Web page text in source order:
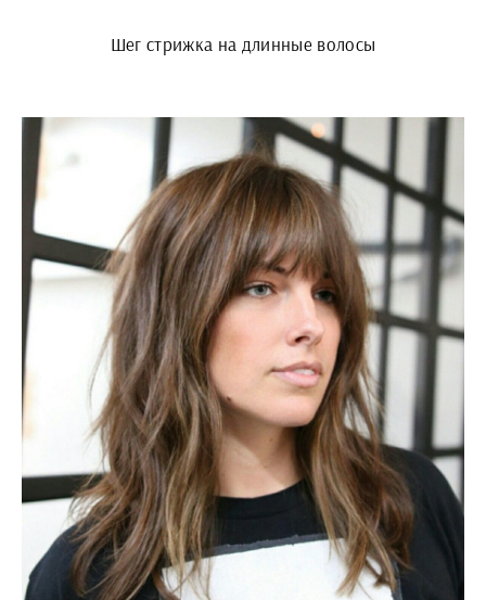
Шег стрижка на длинные волосы